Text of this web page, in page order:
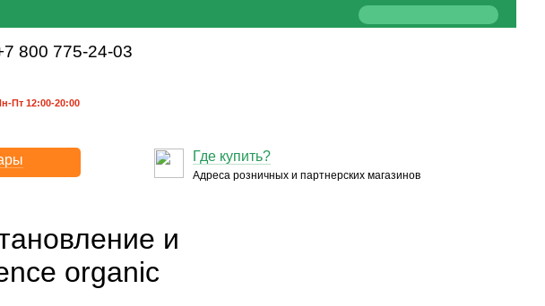
800 775-24-03
Пт 12:00-20:00
Где купить?
Адреса розничных и партнерских магазинов
и
organic